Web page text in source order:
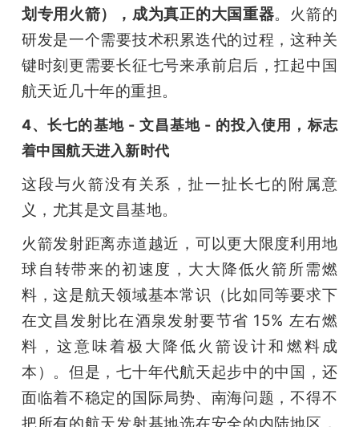
划专用火箭），成为真正的大国重器。火箭的
研发是一个需要技术积累迭代的过程，这种关
键时刻更需要长征七号来承前启后，扛起中国
航天近几十年的重担。
4、长七的基地 - 文昌基地 - 的投入使用，标志
着中国航天进入新时代
这段与火箭没有关系，扯一扯长七的附属意
义，尤其是文昌基地。
火箭发射距离赤道越近，可以更大限度利用地
球自转带来的初速度，大大降低火箭所需燃
料，这是航天领域基本常识（比如同等要求下
在文昌发射比在酒泉发射要节省 15% 左右燃
料，这意味着极大降低火箭设计和燃料成
本）。但是，七十年代航天起步中的中国，还
面临着不稳定的国际局势、南海问题，不得不